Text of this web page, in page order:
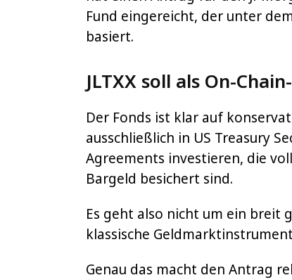
Fund eingereicht, der unter
basiert.
JLTXX soll als On-
Der Fonds ist klar auf
ausschließlich in US Treasury
Agreements investieren, die
Bargeld besichert sind.
Es geht also nicht um ein breit
klassische
Genau das macht den Antrag